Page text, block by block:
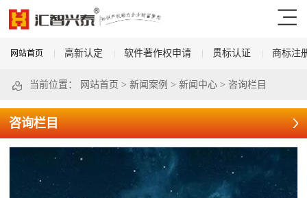
网站首页 高新认定 软件著作权申请 贯标认证 商标注
当前位置： 网站首页 > 新闻案例 > 新闻中心> 咨询栏目
咨询栏目